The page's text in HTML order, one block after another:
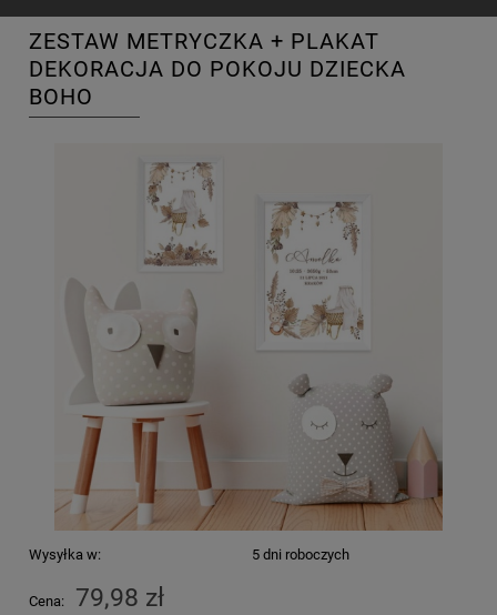
ZESTAW METRYCZKA + PLAKAT
DEKORACJA DO POKOJU DZIECKA
BOHO
Wysyłka w: 5 dni roboczych
Cena: 79,98 zł